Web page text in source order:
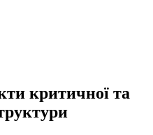
критичної та